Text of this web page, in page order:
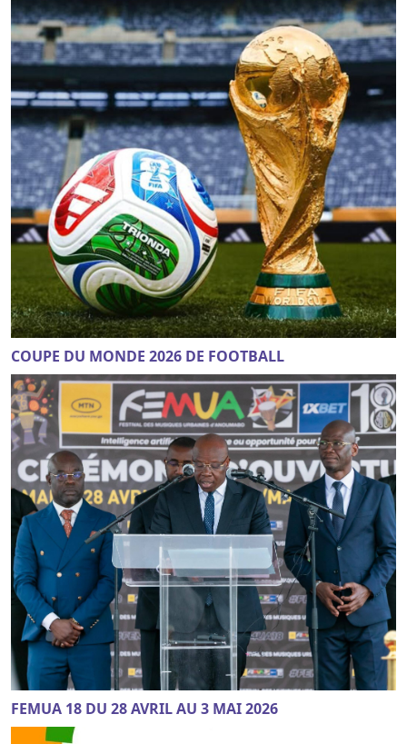
COUPE DU MONDE 2026 DE FOOTBALL
FEMUA 18 DU 28 AVRIL AU 3 MAI 2026